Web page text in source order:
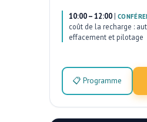
10:00 – 12:00 |
coût de la recharge :
effacement et pilotage
📋 Programme